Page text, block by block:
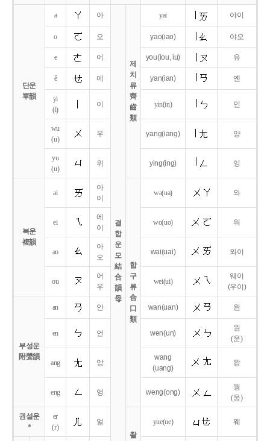
단운
單韻
a 아
결
합
운
모
結
合
韻
母
제
치
류
齊
齒
類
yai 야이
o 오 yao(iao) 야오
e 어 you(iou,iu) 유
ê 에 yan(ian) 옌
yi
(i)
이 yin(in) 인
wu
(u)
우 yang(iang) 양
yu
(u)
위 ying(ing) 잉
복운
複韻
ai
아
이
합
구
류
合
口
類
wa(ua) 와
ei
에
이
wo(uo) 워
ao
아
오
wai(uai) 와이
ou
어
우
wei(ui)
웨이
(우이)
부성운
附聲韻
an 안 wan(uan) 완
en 언 wen(un)
원
(운)
ang 앙
wang
(uang)
왕
eng 엉 weng(ong)
웡
(웅)
권설운
*
er
(r)
얼
촬
yue(ue) 웨